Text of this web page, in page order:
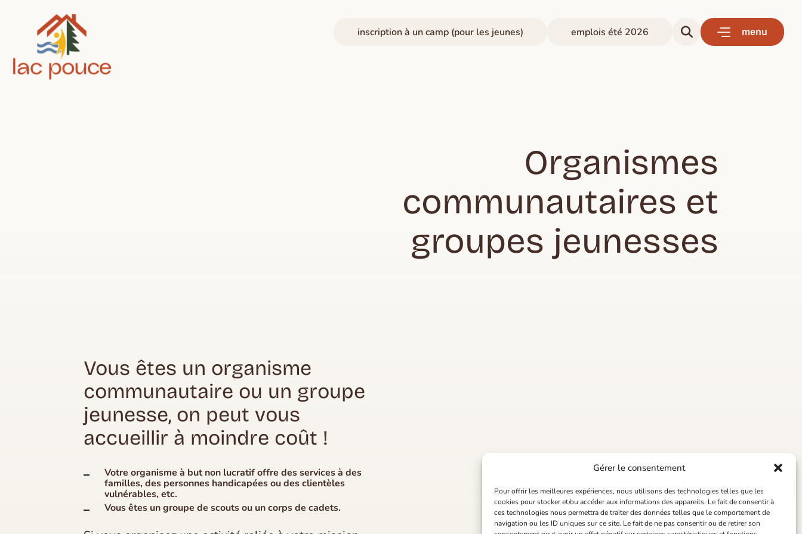
Gérer le consentement
Pour offrir les meilleures expériences, nous utilisons des technologies telles que les
cookies pour stocker et/ou accéder aux informations des appareils. Le fait de consentir à
ces technologies nous permettra de traiter des données telles que le comportement de
navigation ou les ID uniques sur ce site. Le fait de ne pas consentir ou de retirer son
inscription à un camp (pour les jeunes) emplois été 2026 menu
Organismes
communautaires et
groupes jeunesses
Vous êtes un organisme
communautaire ou un groupe
jeunesse, on peut vous
accueillir à moindre coût !
Votre organisme à but non lucratif offre des services à des
familles, des personnes handicapées ou des clientèles
vulnérables, etc.
Vous êtes un groupe de scouts ou un corps de cadets.